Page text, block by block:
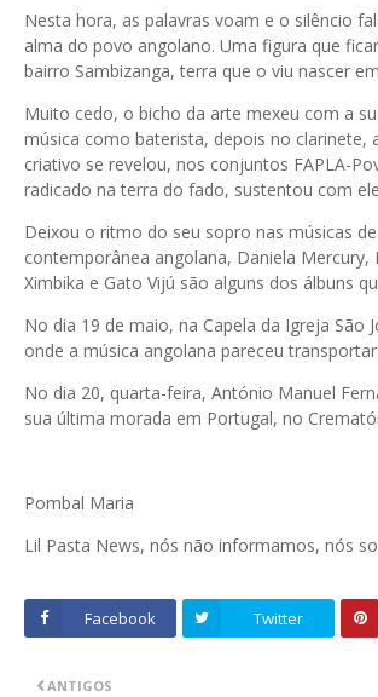
Nesta hora, as palavras voam e o silêncio
alma do povo angolano. Uma figura que
bairro Sambizanga, terra que o viu nascer
Muito cedo, o bicho da arte mexeu com a
música como baterista, depois no clarinete,
criativo se revelou, nos conjuntos FAPLA-
radicado na terra do fado, sustentou com
Deixou o ritmo do seu sopro nas músicas
contemporânea angolana, Daniela
Ximbika e Gato Vijú são alguns dos álbuns
No dia 19 de maio, na Capela da Igreja São
onde a música angolana pareceu
No dia 20, quarta-feira, António Manuel
sua última morada em Portugal, no
Pombal Maria
Lil Pasta News, nós não informamos, nós
Facebook Twitter
ANTIGOS